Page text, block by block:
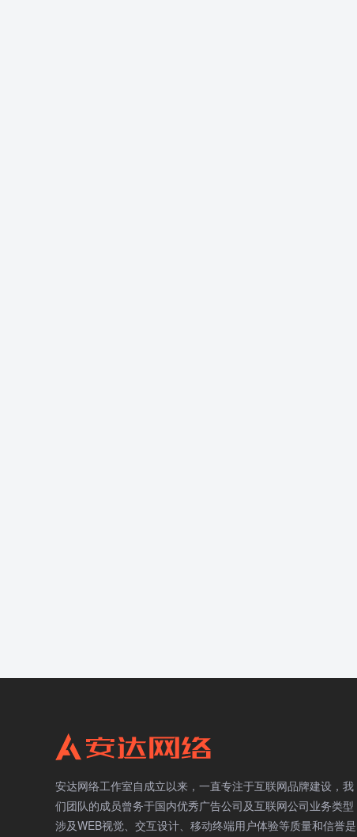
安达网络工作室自成立以来，一直专注于互联网品牌建设，我
们团队的成员曾务于国内优秀广告公司及互联网公司业务类型
涉及WEB视觉、交互设计、移动终端用户体验等质量和信誉是